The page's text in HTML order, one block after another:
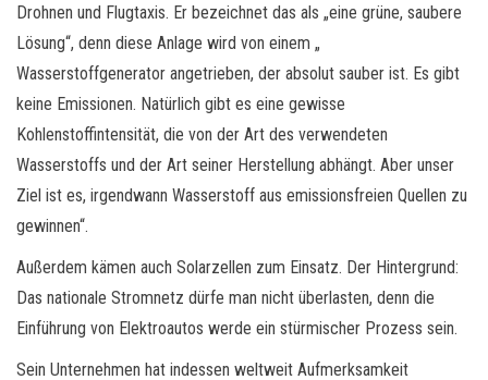
Drohnen und Flugtaxis. Er bezeichnet das als „eine grüne, saubere
Lösung“, denn diese Anlage wird von einem „
Wasserstoffgenerator angetrieben, der absolut sauber ist. Es gibt
keine Emissionen. Natürlich gibt es eine gewisse
Kohlenstoffintensität, die von der Art des verwendeten
Wasserstoffs und der Art seiner Herstellung abhängt. Aber unser
Ziel ist es, irgendwann Wasserstoff aus emissionsfreien Quellen zu
gewinnen“.
Außerdem kämen auch Solarzellen zum Einsatz. Der Hintergrund:
Das nationale Stromnetz dürfe man nicht überlasten, denn die
Einführung von Elektroautos werde ein stürmischer Prozess sein.
Sein Unternehmen hat indessen weltweit Aufmerksamkeit